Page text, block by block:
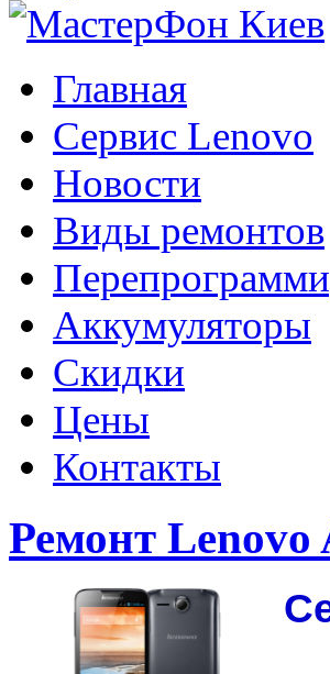
Главная
Сервис Lenovo
Новости
Виды ремонтов
Аккумуляторы
Скидки
Цены
Контакты
Ремонт Lenovo